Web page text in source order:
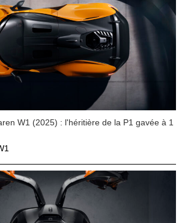
W1 (2025) : l'héritière de la P1 gavée à 1